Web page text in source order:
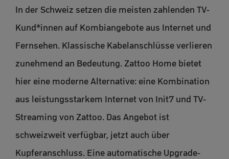
In der Schweiz setzen die meisten zahlenden TV-
Kund*innen auf Kombiangebote aus Internet und
Fernsehen. Klassische Kabelanschlüsse verlieren
zunehmend an Bedeutung. Zattoo Home bietet
hier eine moderne Alternative: eine Kombination
aus leistungsstarkem Internet von Init7 und TV-
Streaming von Zattoo. Das Angebot ist
schweizweit verfügbar, jetzt auch über
Kupferanschluss. Eine automatische Upgrade-